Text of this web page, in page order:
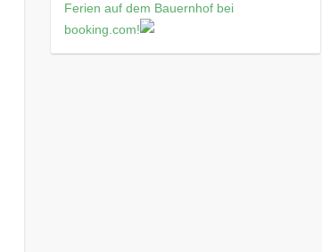
Ferien auf dem Bauernhof bei
booking.com!